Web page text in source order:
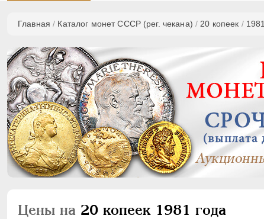
Главная / Каталог монет СССР (рег. чекана) / 20 копеек / 1981
Цены на 20 копеек 1981 года